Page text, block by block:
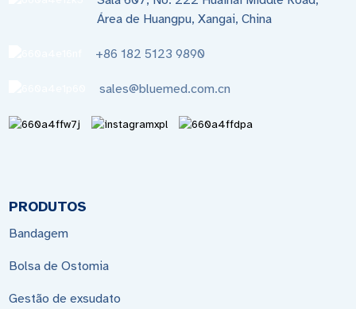
Área de Huangpu, Xangai, China
+86 182 5123 9890
sales@bluemed.com.cn
PRODUTOS
Bandagem
Bolsa de Ostomia
Gestão de exsudato